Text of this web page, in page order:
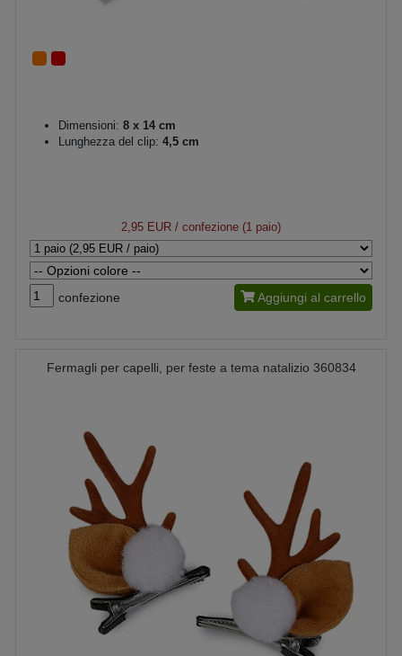
Dimensioni: 8 x 14 cm
Lunghezza del clip: 4,5 cm
2,95 EUR / confezione (1 paio)
confezione Aggiungi al carrello
Fermagli per capelli, per feste a tema natalizio 360834